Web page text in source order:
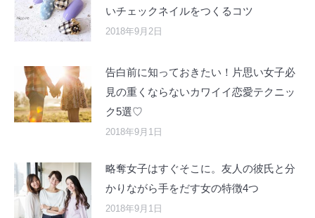
いチェックネイルをつくるコツ
2018年9月2日
告白前に知っておきたい！片思い女子必
見の重くならないカワイイ恋愛テクニッ
ク5選♡
2018年9月1日
略奪女子はすぐそこに。友人の彼氏と分
かりながら手をだす女の特徴4つ
2018年9月1日